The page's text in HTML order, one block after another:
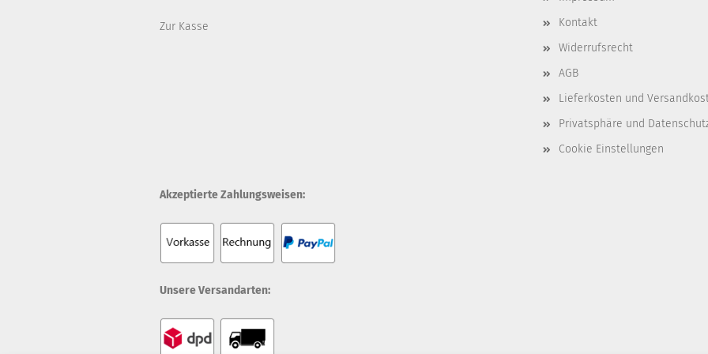
Zur Kasse
Kontakt
Widerrufsrecht
AGB
Lieferkosten und
Privatsphäre und
Cookie Einstellungen
Akzeptierte Zahlungsweisen:
Unsere Versandarten: